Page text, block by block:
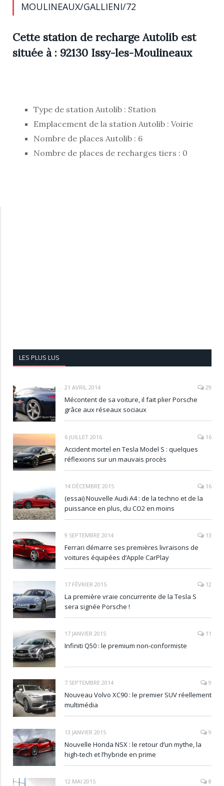
MOULINEAUX/GALLIENI/72
Cette station de recharge Autolib est
située à : 92130 Issy-les-Moulineaux
Type de station Autolib : Station
Emplacement de la station Autolib : Voirie
Nombre de places Autolib : 6
Nombre de places de recharges tiers : 0
LES PLUS LUS
21 AVRIL 2014 29
Mécontent de sa voiture, il fait plier Porsche
grâce aux réseaux sociaux
6 JUILLET 2016 16
Accident mortel en Tesla Model S : quelques
réflexions sur un mauvais procès
14 DÉCEMBRE 2015 16
(essai) Nouvelle Audi A4 : de la techno et de la
puissance en plus, du CO2 en moins
9 SEPTEMBRE 2014 13
Ferrari démarre ses premières livraisons de
voitures équipées d’Apple CarPlay
17 FÉVRIER 2015 12
La première vraie concurrente de la Tesla S
sera signée Porsche !
17 JANVIER 2015 11
Infiniti Q50 : le premium non-conformiste
7 SEPTEMBRE 2014 9
Nouveau Volvo XC90 : le premier SUV réellement
multimédia
13 JANVIER 2015 9
Nouvelle Honda NSX : le retour d’un mythe, la
high-tech et l’hybride en prime
12 MAI 2015 8